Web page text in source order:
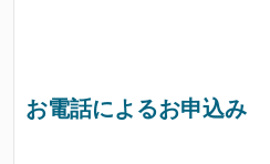
お電話によるお申込み